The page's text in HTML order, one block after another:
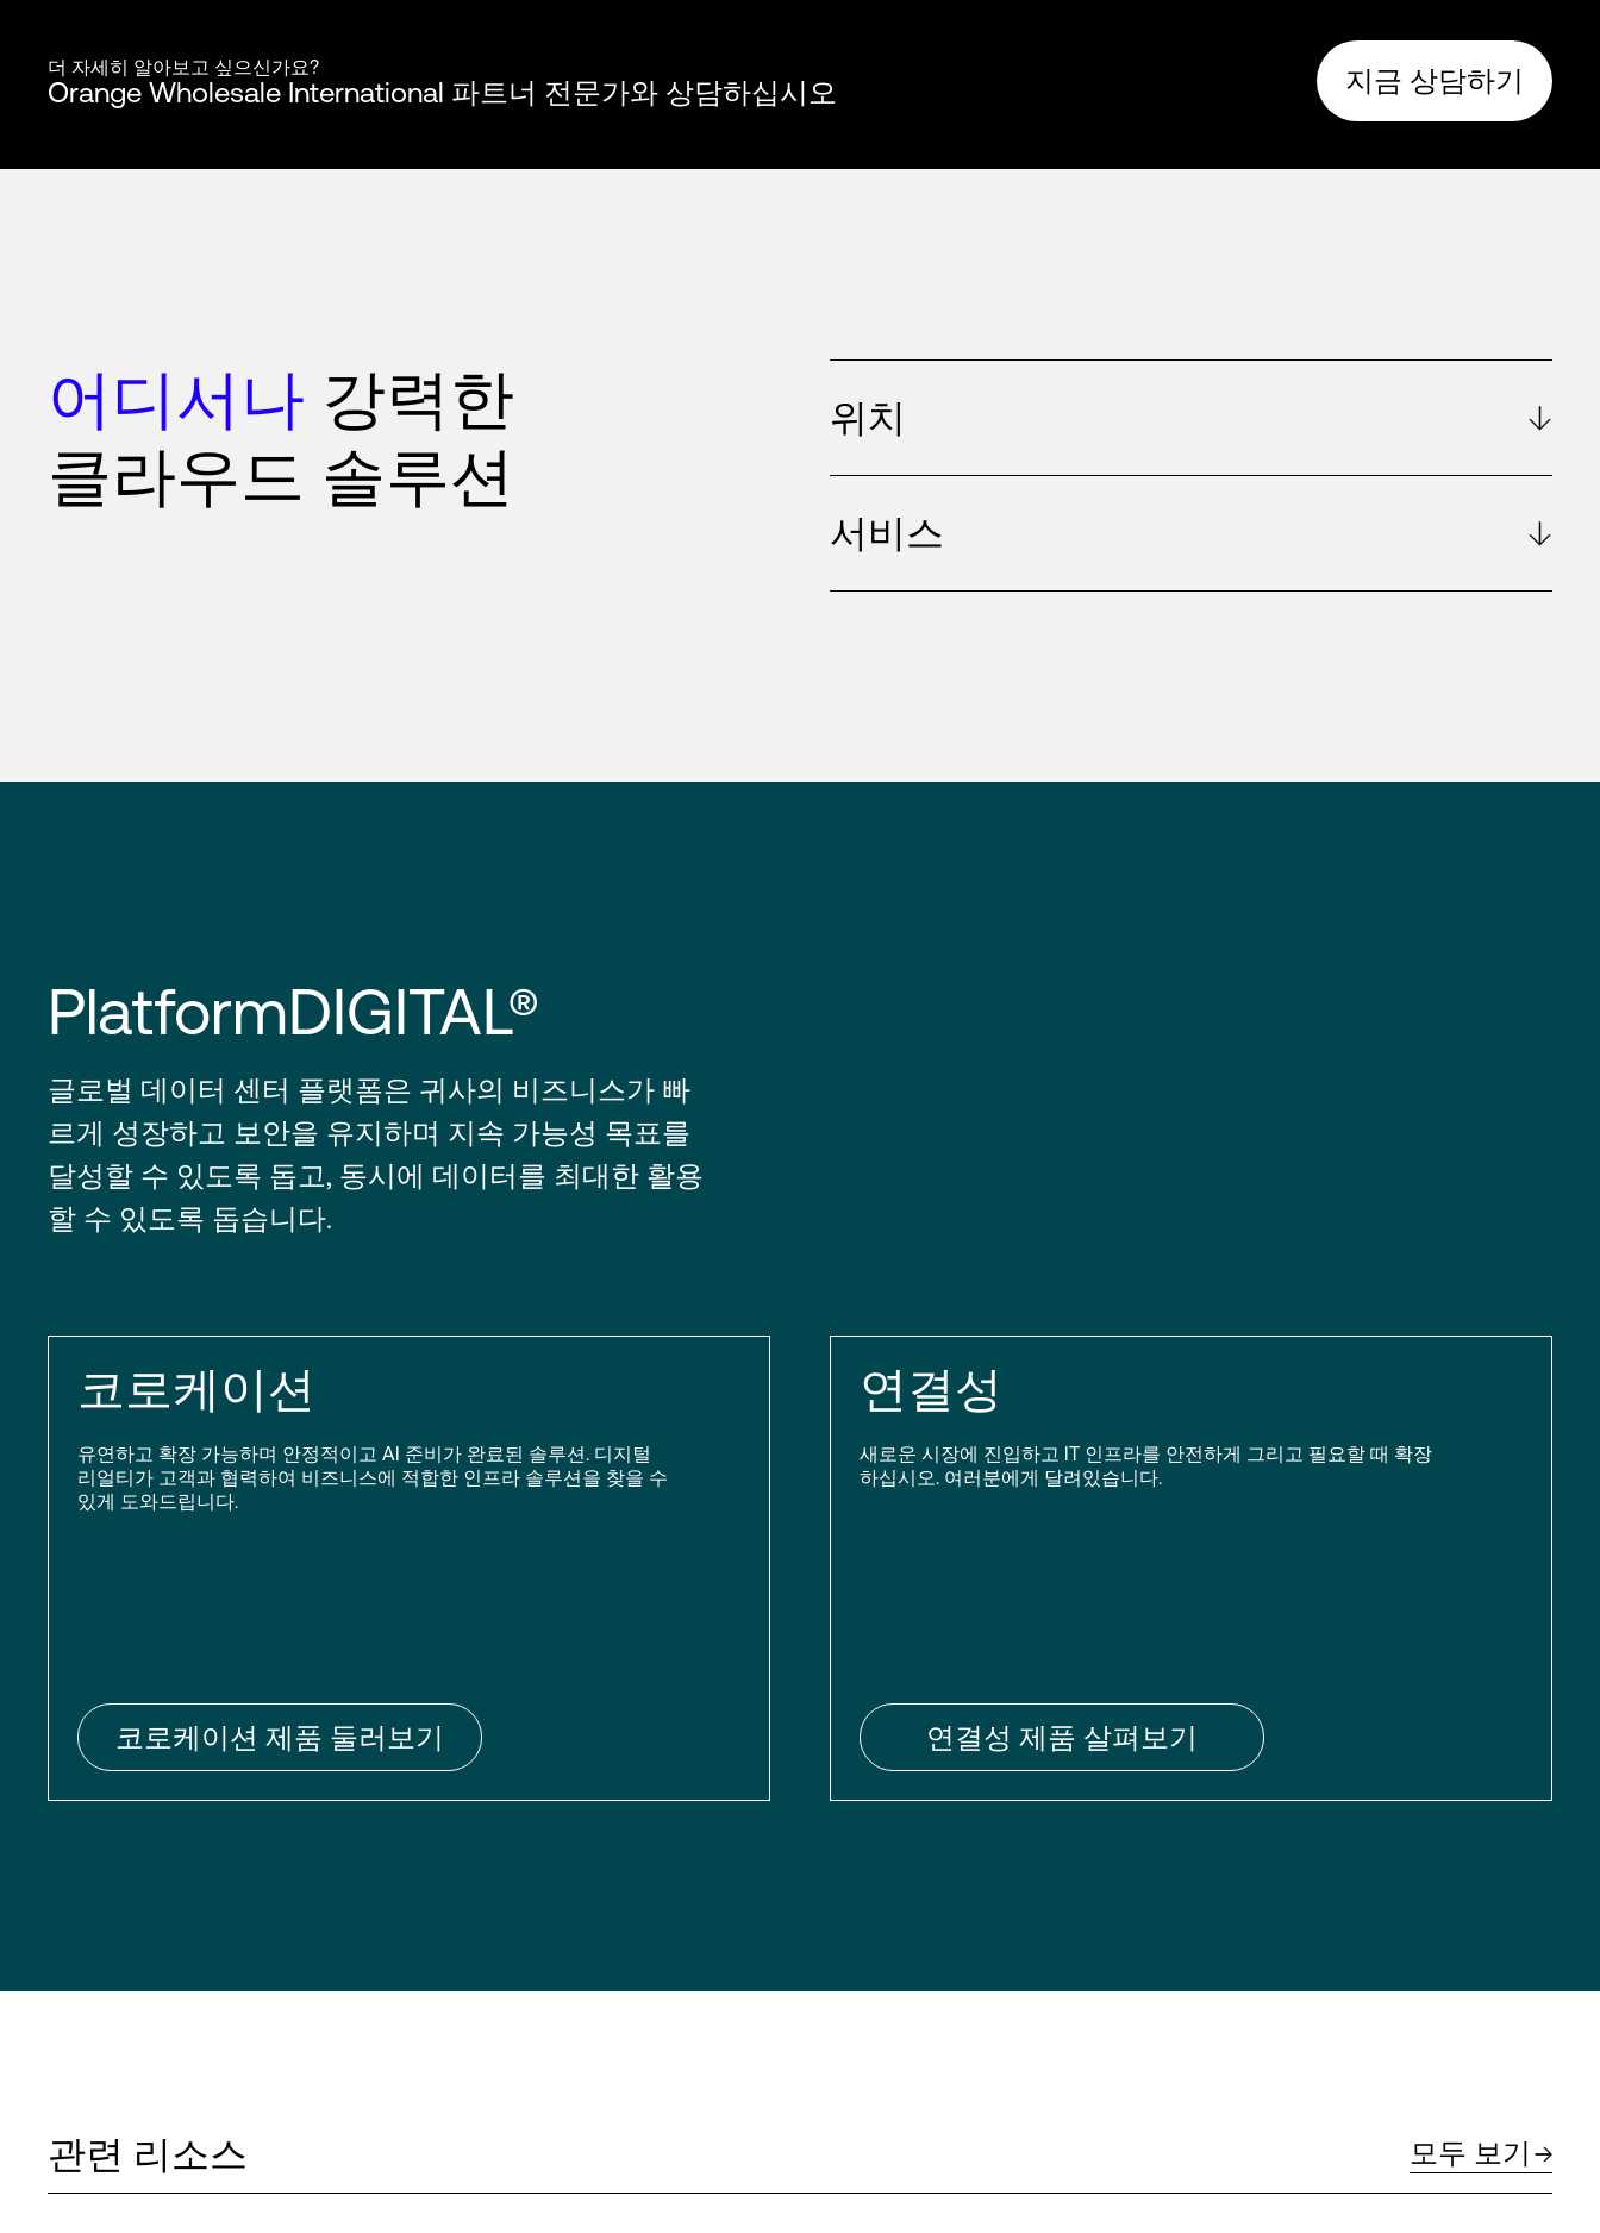
더 자세히 알아보고 싶으신가요?
Orange Wholesale International 파트너 전문가와 상담하십시오 지금 상담하기
어디서나 강력한
클라우드 솔루션
위치
서비스
PlatformDIGITAL®
글로벌 데이터 센터 플랫폼은 귀사의 비즈니스가 빠
르게 성장하고 보안을 유지하며 지속 가능성 목표를
달성할 수 있도록 돕고, 동시에 데이터를 최대한 활용
할 수 있도록 돕습니다.
코로케이션
유연하고 확장 가능하며 안정적이고 AI 준비가 완료된 솔루션. 디지털
리얼티가 고객과 협력하여 비즈니스에 적합한 인프라 솔루션을 찾을 수
있게 도와드립니다.
코로케이션 제품 둘러보기
연결성
새로운 시장에 진입하고 IT 인프라를 안전하게 그리고 필요할 때 확장
하십시오. 여러분에게 달려있습니다.
연결성 제품 살펴보기
관련 리소스 모두 보기